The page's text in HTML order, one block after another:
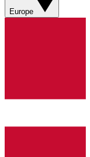
Europe